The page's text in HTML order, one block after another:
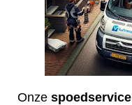
Onze spoedservice